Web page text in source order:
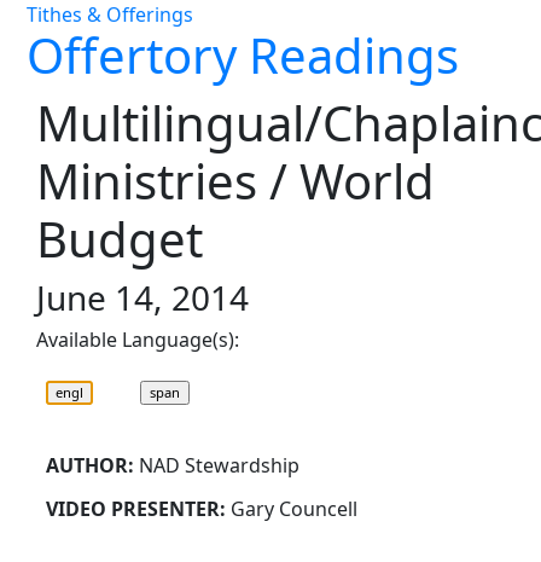
Tithes & Offerings
Offertory Readings
Multilingual/
Ministries / World
Budget
June 14, 2014
Available Language(s):
AUTHOR: NAD Stewardship
VIDEO PRESENTER: Gary Councell